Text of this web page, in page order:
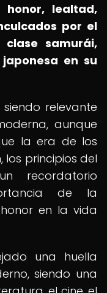
honor, lealtad,
por el
clase samurái,
en su
relevante
aunque
la era de los
principios del
recordatorio
de la
en la vida
una huella
siendo una